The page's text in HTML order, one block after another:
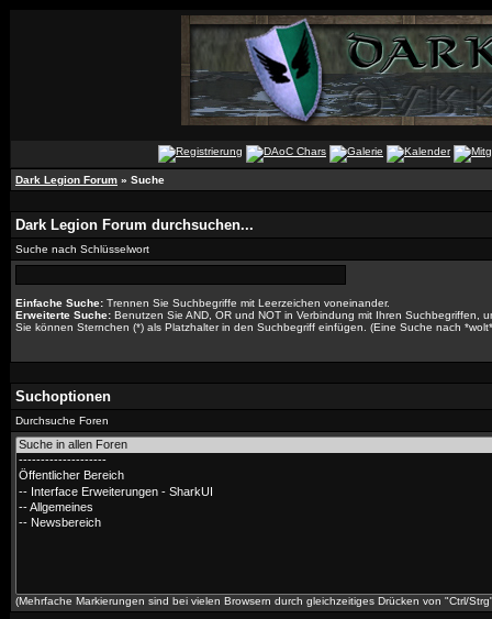
Dark Legion Forum » Suche
Dark Legion Forum durchsuchen...
Suche nach Schlüsselwort
Einfache Suche: Trennen Sie Suchbegriffe mit Leerzeichen voneinander.
Erweiterte Suche: Benutzen Sie AND, OR und NOT in Verbindung mit Ihren Suchbegriffen,
Sie können Sternchen (*) als Platzhalter in den Suchbegriff einfügen. (Eine Suche nach
Suchoptionen
Durchsuche Foren
(Mehrfache Markierungen sind bei vielen Browsern durch gleichzeitiges Drücken von "Ctrl/